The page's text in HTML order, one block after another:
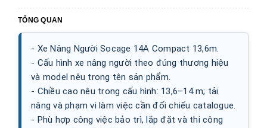
TỔNG QUAN
- Xe Nâng Người Socage 14A Compact 13,6m.
- Cấu hình xe nâng người theo đúng thương hiệu
và model nêu trong tên sản phẩm.
- Chiều cao nêu trong cấu hình: 13,6–14 m; tải
nâng và phạm vi làm việc cần đối chiếu catalogue.
- Phù hợp công việc bảo trì, lắp đặt và thi công